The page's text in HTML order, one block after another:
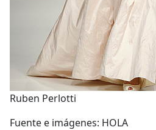
Ruben Perlotti
Fuente e imágenes: HOLA